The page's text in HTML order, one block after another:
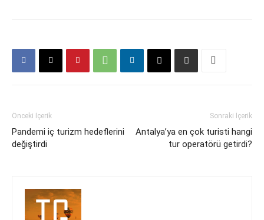
Önceki İçerik
Pandemi iç turizm hedeflerini
değiştirdi
Sonraki İçerik
Antalya’ya en çok turisti hangi
tur operatörü getirdi?